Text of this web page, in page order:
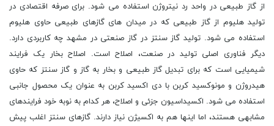
از گاز طبیعی در واحد رد نیتروژن استفاده می شود. برای صرفه اقتصادی در
تولید هلیوم از گاز طبیعی که در میدان های گازهای طبیعی حاوی هلیوم
استفاده می شود. تولید گاز سنتز در گاز صنعتی در مشهد چه کاربردی دارد.
دیگر فناوری اصلی تولید در صنعت، اصلاح است. اصلاح بخار یک فرایند
شیمیایی است که برای تبدیل گاز طبیعی و بخار به گاز و گاز سنتز که حاوی
هیدروژن و مونوکسید کربن با دی اکسید کربن به عنوان یک محصول جانبی
استفاده می شود. اکسیداسیون جزئی و اصلاح، هر کدام به نوبه خود فرایندهای
مشابهی هستند، اما اینها هم به اکسیژن نیاز دارند. گازهای سنتز اغلب پیش